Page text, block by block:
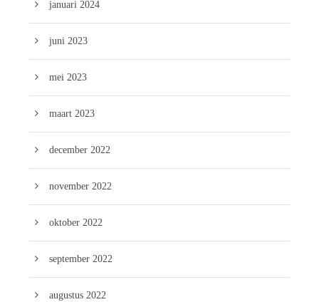
januari 2024
juni 2023
mei 2023
maart 2023
december 2022
november 2022
oktober 2022
september 2022
augustus 2022